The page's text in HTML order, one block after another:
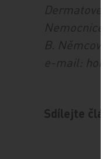
Nemocnice
B.
e-mail:
Sdílejte